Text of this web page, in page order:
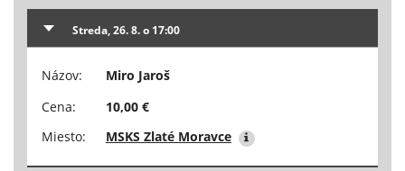
Streda, 26. 8. o 17:00
Názov:
Miro Jaroš
Cena:
10,00 €
Miesto:
MSKS Zlaté Moravce